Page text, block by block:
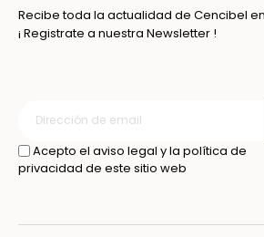
Recibe toda la actualidad de Cencibel
¡ Registrate a nuestra Newsletter !
Acepto el aviso legal y la política de
privacidad de este sitio web